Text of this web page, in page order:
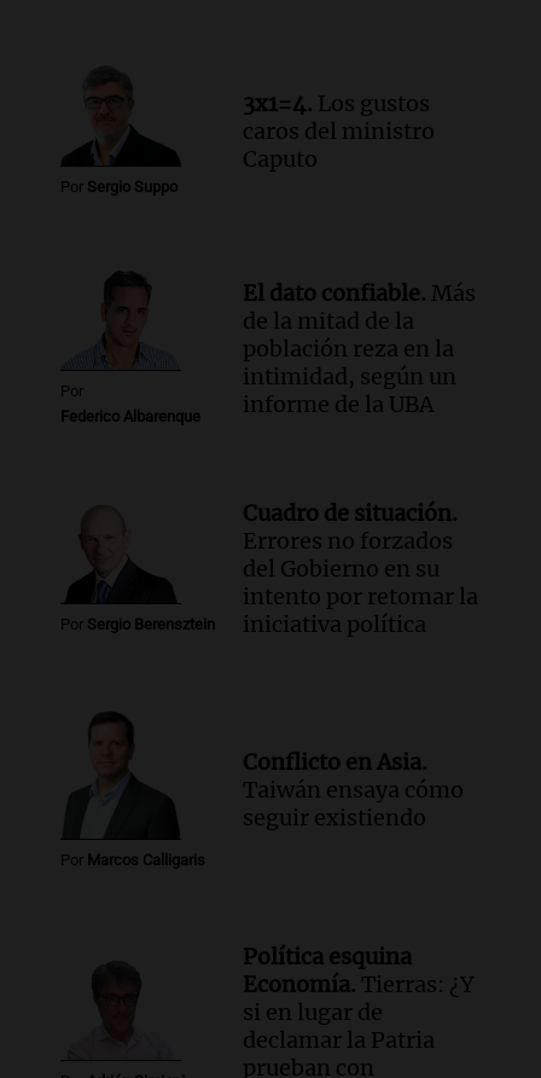
Por Sergio Suppo
3x1=4. Los gustos
caros del ministro
Caputo
Por
Federico Albarenque
El dato confiable. Más
de la mitad de la
población reza en la
intimidad, según un
informe de la UBA
Por Sergio Berensztein
Cuadro de situación.
Errores no forzados
del Gobierno en su
intento por retomar la
iniciativa política
Por Marcos Calligaris
Conflicto en Asia.
Taiwán ensaya cómo
seguir existiendo
Política esquina
Economía. Tierras: ¿Y
si en lugar de
declamar la Patria
prueban con